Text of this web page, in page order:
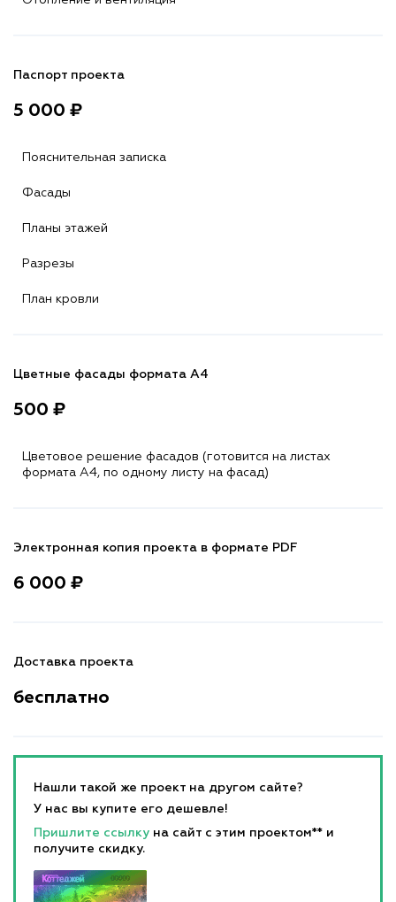
Паспорт проекта
5 000 ₽
Пояснительная записка
Фасады
Планы этажей
Разрезы
План кровли
Цветные фасады формата А4
500 ₽
Цветовое решение фасадов (готовится на листах
формата A4, по одному листу на фасад)
Электронная копия проекта в формате PDF
6 000 ₽
Доставка проекта
бесплатно
Нашли такой же проект на другом сайте?
У нас вы купите его дешевле!
Пришлите ссылку на сайт с этим проектом** и
получите скидку.